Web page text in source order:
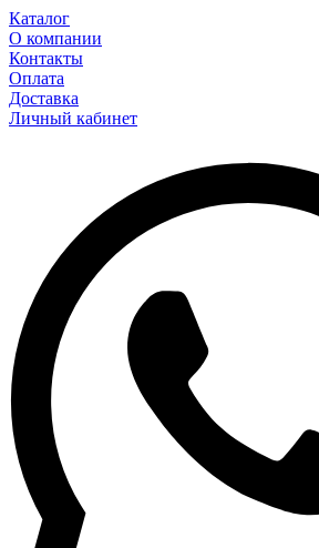
Каталог
О компании
Контакты
Оплата
Доставка
Личный кабинет